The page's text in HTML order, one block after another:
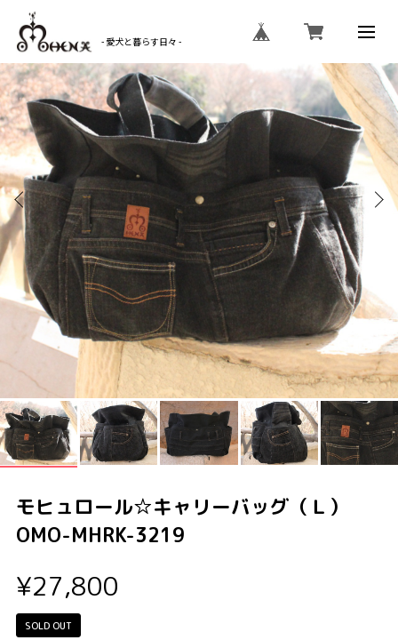
- 愛犬と暮らす日々 -
モヒュロール☆キャリーバッグ（Ｌ）
OMO-MHRK-3219
¥27,800
SOLD OUT